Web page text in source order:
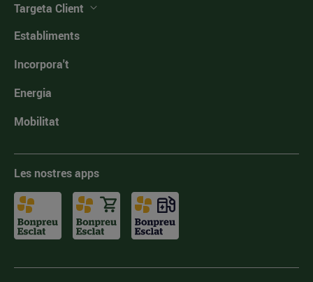
Targeta Client
Establiments
Incorpora't
Energia
Mobilitat
Les nostres apps